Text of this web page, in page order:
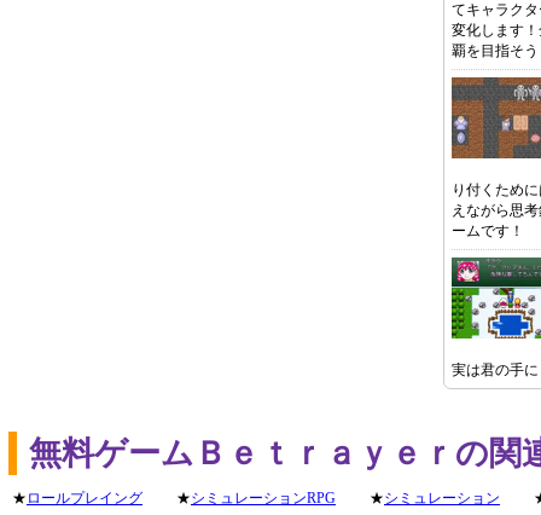
てキャラク
変化します
覇を目指そ
り付くため
えながら思
ームです！
実は君の手に
無料ゲームＢｅｔｒａｙｅｒの関
★ ロールプレイング ★シミュレーションRPG ★シミュレーション